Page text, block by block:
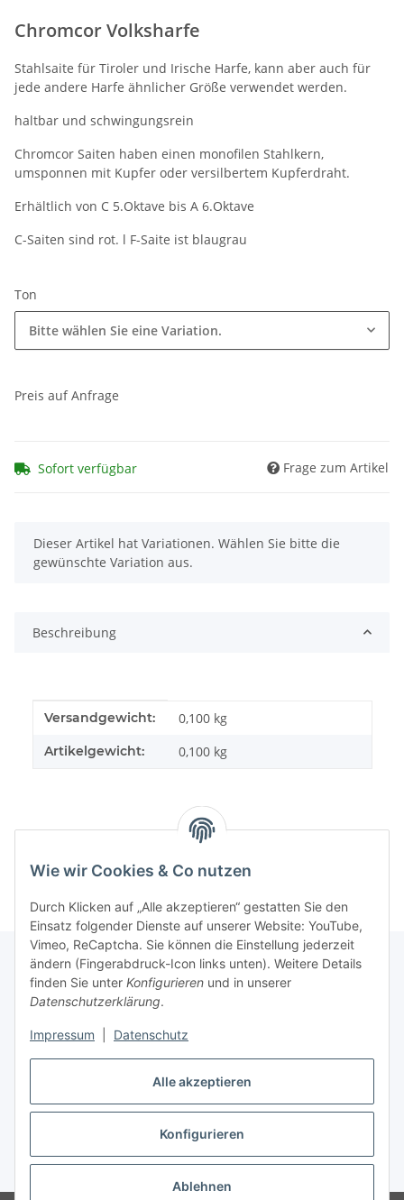
Alle akzeptieren
Konfigurieren
Ablehnen
Wie wir Cookies & Co nutzen
Durch Klicken auf „Alle akzeptieren“ gestatten Sie den
Einsatz folgender Dienste auf unserer Website: YouTube,
Vimeo, ReCaptcha. Sie können die Einstellung jederzeit
ändern (Fingerabdruck-Icon links unten). Weitere Details
finden Sie unter Konfigurieren und in unserer
Datenschutzerklärung.
Impressum Datenschutz
Chromcor Volksharfe
Stahlsaite für Tiroler und Irische Harfe, kann aber auch für
jede andere Harfe ähnlicher Größe verwendet werden.
haltbar und schwingungsrein
Chromcor Saiten haben einen monofilen Stahlkern,
umsponnen mit Kupfer oder versilbertem Kupferdraht.
Erhältlich von C 5.Oktave bis A 6.Oktave
C-Saiten sind rot. l F-Saite ist blaugrau
Ton
Bitte wählen Sie eine Variation.
Preis auf Anfrage
Sofort verfügbar Frage zum Artikel
x
Dieser Artikel hat Variationen. Wählen Sie bitte die
gewünschte Variation aus.
Beschreibung
Produkteigenschaft
Wert
Versandgewicht: 0,100 kg
Artikelgewicht: 0,100 kg
Informationen
Gesetzliche Informationen
vom Lieferland), zzgl.Versand